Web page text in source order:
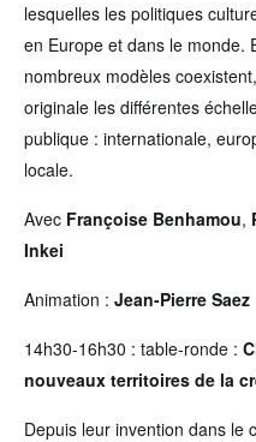
lesquelles les politiques
en Europe et dans le monde.
nombreux modèles
originale les différentes
publique : internationale,
locale.
Avec Françoise Benhamou,
Inkei
Animation : Jean-Pierre Saez
14h30-16h30 : table-ronde :
nouveaux territoires de la
Depuis leur invention dans le